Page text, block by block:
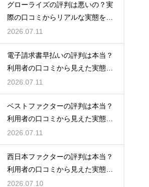
グローライズの評判は悪いの？実
際の口コミからリアルな実態を検
証！
2026.07.11
電子請求書早払いの評判は本当？
利用者の口コミから見えた実態を
検証
2026.07.11
ベストファクターの評判は本当？
利用者の口コミから見えた実態を
検証
2026.07.11
西日本ファクターの評判は本当？
利用者の口コミから見えた実態を
検証
2026.07.10